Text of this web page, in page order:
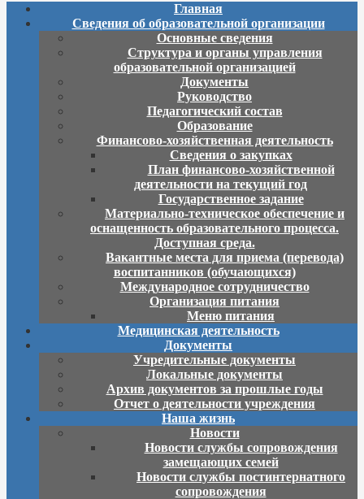
Главная
Сведения об образовательной организации
Основные сведения
Структура и органы управления
образовательной организацией
Документы
Руководство
Педагогический состав
Образование
Финансово-хозяйственная деятельность
Сведения о закупках
План финансово-хозяйственной
деятельности на текущий год
Государственное задание
Материально-техническое обеспечение и
оснащенность образовательного процесса.
Доступная среда.
Вакантные места для приема (перевода)
воспитанников (обучающихся)
Международное сотрудничество
Организация питания
Меню питания
Медицинская деятельность
Документы
Учредительные документы
Локальные документы
Архив документов за прошлые годы
Отчет о деятельности учреждения
Наша жизнь
Новости
Новости службы сопровождения
замещающих семей
Новости службы постинтернатного
сопровождения